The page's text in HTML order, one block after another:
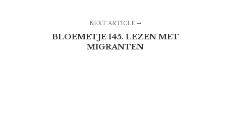
NEXT ARTICLE
BLOEMETJE 145. LEZEN MET
MIGRANTEN